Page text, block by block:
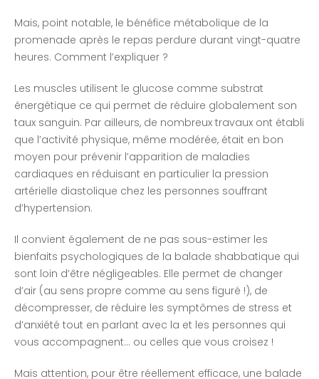
Mais, point notable, le bénéfice métabolique de la
promenade après le repas perdure durant vingt-quatre
heures. Comment l’expliquer ?
Les muscles utilisent le glucose comme substrat
énergétique ce qui permet de réduire globalement son
taux sanguin. Par ailleurs, de nombreux travaux ont établi
que l’activité physique, même modérée, était en bon
moyen pour prévenir l’apparition de maladies
cardiaques en réduisant en particulier la pression
artérielle diastolique chez les personnes souffrant
d’hypertension.
Il convient également de ne pas sous-estimer les
bienfaits psychologiques de la balade shabbatique qui
sont loin d’être négligeables. Elle permet de changer
d’air (au sens propre comme au sens figuré !), de
décompresser, de réduire les symptômes de stress et
d’anxiété tout en parlant avec la et les personnes qui
vous accompagnent… ou celles que vous croisez !
Mais attention, pour être réellement efficace, une balade